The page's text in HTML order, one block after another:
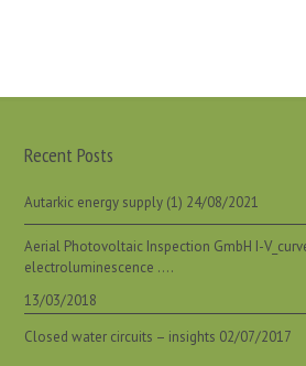
Recent Posts
Autarkic energy supply (1) 24/08/2021
Aerial Photovoltaic Inspection GmbH I-
electroluminescence ….
13/03/2018
Closed water circuits – insights 02/07/2017